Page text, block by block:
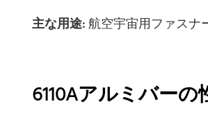
主な用途:航空宇宙用ファスナ
6110Aアルミバーの